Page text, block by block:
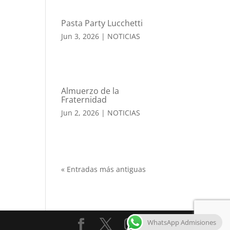
Pasta Party Lucchetti
Jun 3, 2026 | NOTICIAS
Almuerzo de la
Fraternidad
Jun 2, 2026 | NOTICIAS
« Entradas más antiguas
WhatsApp Admisiones